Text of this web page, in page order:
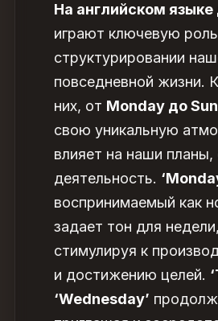
На английском
играют ключевую
структурировании
повседневной жизни.
них, от Monday до
свою уникальную
влияет на наши
деятельность.
воспринимаемый как
задает тон для недели,
стимулируя к
и достижению целей.
‘Wednesday’